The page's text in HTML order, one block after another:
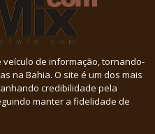
veículo de informação, tornando-
na Bahia. O site é um dos mais
credibilidade pela
manter a fidelidade de